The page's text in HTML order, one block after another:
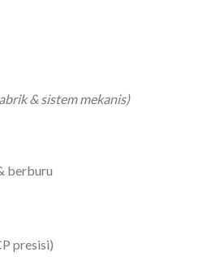
& sistem mekanis)
berburu
presisi)